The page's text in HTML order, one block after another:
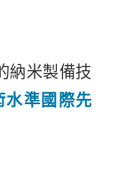
納米製備技
水準國際先